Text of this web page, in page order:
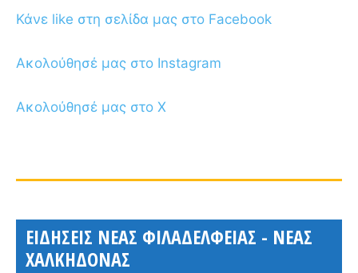
Κάνε like στη σελίδα μας στο Facebook
Ακολούθησέ μας στο Instagram
Ακολούθησέ μας στο X
ΕΙΔΗΣΕΙΣ ΝΕΑΣ ΦΙΛΑΔΕΛΦΕΙΑΣ - ΝΕΑΣ
ΧΑΛΚΗΔΟΝΑΣ